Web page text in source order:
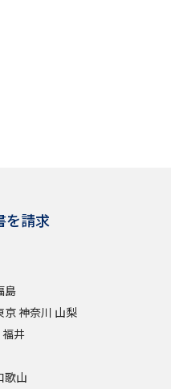
を請求
島
京神奈川 山梨
福井
歌山